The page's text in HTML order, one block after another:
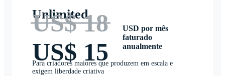
Unlimited
US$ 18
US$ 15
USD por mês
faturado
anualmente
Para criadores maiores que produzem em escala e
exigem liberdade criativa